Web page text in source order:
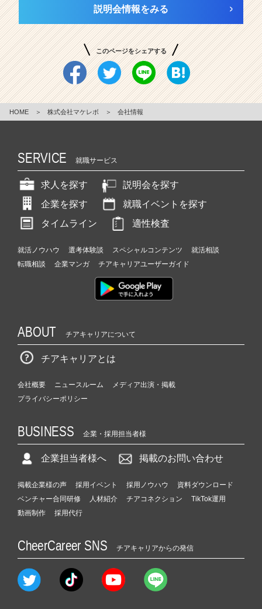
説明会情報をみる
このページをシェアする
HOME ＞ 株式会社マケレボ ＞ 会社情報
SERVICE 就職サービス
求人を探す
説明会を探す
企業を探す
就職イベントを探す
タイムライン
適性検査
就活ノウハウ 選考体験談 スペシャルコンテンツ
就活相談
転職相談
企業マンガ チアキャリアユーザーガイド
ABOUT チアキャリアについて
チアキャリアとは
会社概要 ニュースルーム
メディア出演・掲載
プライバシーポリシー
BUSINESS 企業・採用担当者様
企業担当者様へ 掲載のお問い合わせ
掲載企業様の声 採用イベント 採用ノウハウ
資料ダウンロード
ベンチャー合同研修
人材紹介 チアコネクション
TikTok運用
動画制作
採用代行
CheerCareer SNS チアキャリアからの発信